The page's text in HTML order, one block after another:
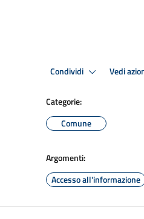
Condividi Vedi
Categorie:
Comune
Argomenti:
Accesso all'informazione